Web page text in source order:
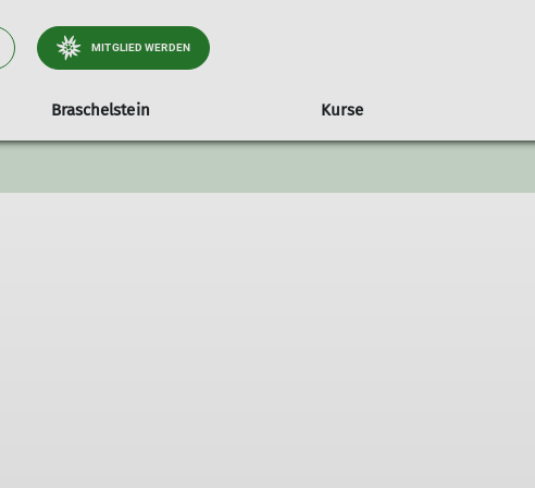
MITGLIED WERDEN
Vereinsrecht
Braschelstein
Preise Topos
Kurse
Jugendkletterkurs
Jugendorgane Jugendvollversammlung